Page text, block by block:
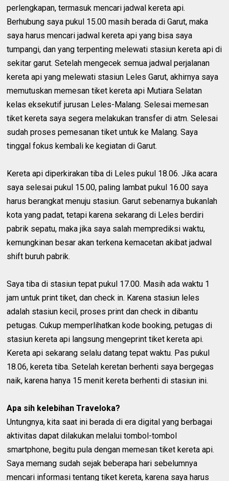
perlengkapan, termasuk mencari jadwal kereta api.
Berhubung saya pukul 15.00 masih berada di Garut, maka
saya harus mencari jadwal kereta api yang bisa saya
tumpangi, dan yang terpenting melewati stasiun kereta api di
sekitar garut. Setelah mengecek semua jadwal perjalanan
kereta api yang melewati stasiun Leles Garut, akhirnya saya
memutuskan memesan tiket kereta api Mutiara Selatan
kelas eksekutif jurusan Leles-Malang. Selesai memesan
tiket kereta saya segera melakukan transfer di atm. Selesai
sudah proses pemesanan tiket untuk ke Malang. Saya
tinggal fokus kembali ke kegiatan di Garut.
Kereta api diperkirakan tiba di Leles pukul 18.06. Jika acara
saya selesai pukul 15.00, paling lambat pukul 16.00 saya
harus berangkat menuju stasiun. Garut sebenarnya bukanlah
kota yang padat, tetapi karena sekarang di Leles berdiri
pabrik sepatu, maka jika saya salah memprediksi waktu,
kemungkinan besar akan terkena kemacetan akibat jadwal
shift buruh pabrik.
Saya tiba di stasiun tepat pukul 17.00. Masih ada waktu 1
jam untuk print tiket, dan check in. Karena stasiun leles
adalah stasiun kecil, proses print dan check in dibantu
petugas. Cukup memperlihatkan kode booking, petugas di
stasiun kereta api langsung mengeprint tiket kereta api.
Kereta api sekarang selalu datang tepat waktu. Pas pukul
18.06, kereta tiba. Setelah keretan berhenti saya bergegas
naik, karena hanya 15 menit kereta berhenti di stasiun ini.
Apa sih kelebihan Traveloka?
Untungnya, kita saat ini berada di era digital yang berbagai
aktivitas dapat dilakukan melalui tombol-tombol
smartphone, begitu pula dengan memesan tiket kereta api.
Saya memang sudah sejak beberapa hari sebelumnya
mencari informasi tentang tiket kereta, karena saya harus